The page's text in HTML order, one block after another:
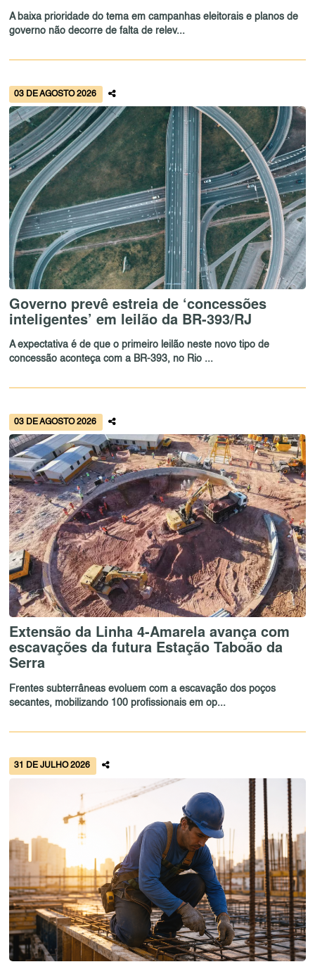
A baixa prioridade do tema em campanhas eleitorais e planos de
governo não decorre de falta de relev...
03 DE AGOSTO 2026
Governo prevê estreia de ‘concessões
inteligentes’ em leilão da BR-393/RJ
A expectativa é de que o primeiro leilão neste novo tipo de
concessão aconteça com a BR-393, no Rio ...
03 DE AGOSTO 2026
Extensão da Linha 4-Amarela avança com
escavações da futura Estação Taboão da
Serra
Frentes subterrâneas evoluem com a escavação dos poços
secantes, mobilizando 100 profissionais em op...
31 DE JULHO 2026